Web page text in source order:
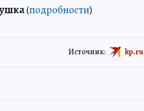
(подробности)
Источник: kp.ru